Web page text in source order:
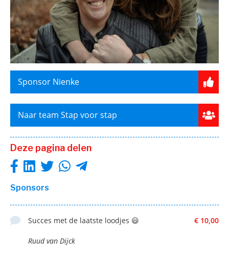
Sponsor Nienke
Naar team Stap voor stap
Deze pagina delen
Sponsors
€ 10,00
Succes met de laatste loodjes 😃
Ruud van Dijck